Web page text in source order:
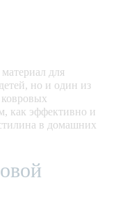
для
но и один из
как эффективно и
в домашних